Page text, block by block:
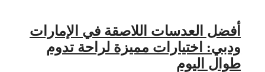
أفضل العدسات اللاصقة في الإمارات
ودبي: اختيارات مميزة لراحة تدوم
طوال اليوم